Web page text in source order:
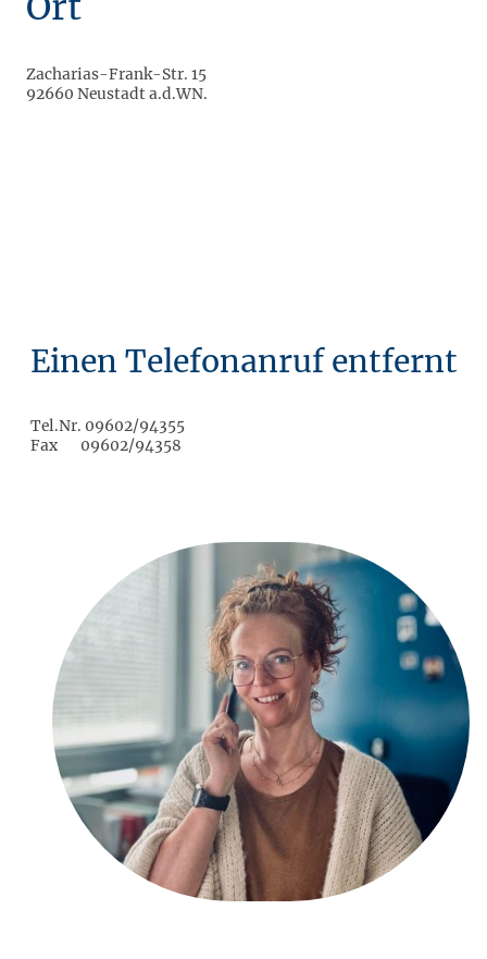
Zacharias-Frank-Str. 15
92660 Neustadt a.d.WN.
Einen Telefonanruf entfernt
Tel.Nr. 09602/94355
Fax 09602/94358